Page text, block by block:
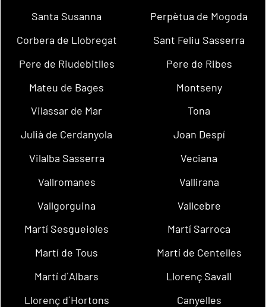
Santa Susanna
Perpètua de Mogoda
Corbera de Llobregat
Sant Feliu Sasserra
Pere de Riudebitlles
Pere de Ribes
Mateu de Bages
Montseny
Vilassar de Mar
Tona
Julià de Cerdanyola
Joan Despí
Vilalba Sasserra
Veciana
Vallromanes
Vallirana
Vallgorguina
Vallcebre
Martí Sesgueioles
Martí Sarroca
Martí de Tous
Martí de Centelles
Martí d´Albars
Llorenç Savall
Llorenç d´Hortons
Canyelles